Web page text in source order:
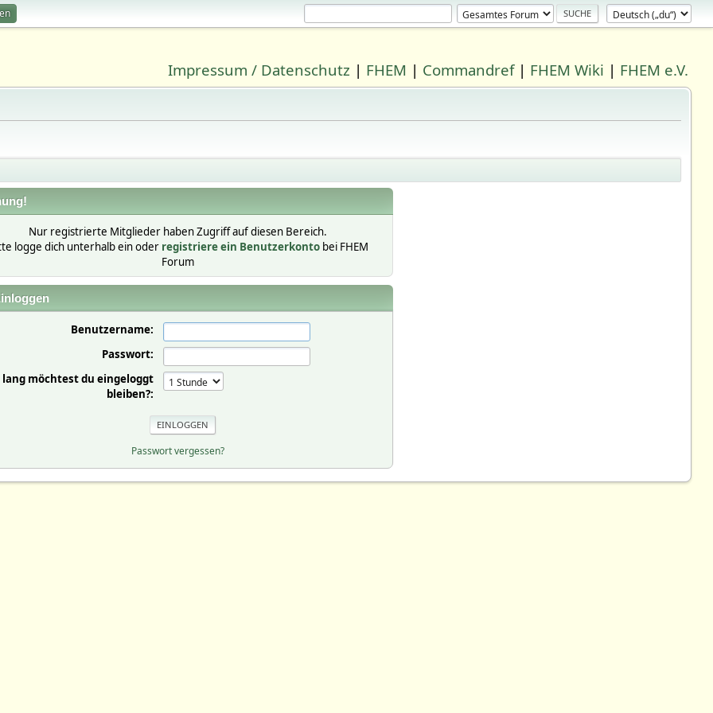
Impressum / Datenschutz | FHEM | Commandref| FHEM Wiki | FHEM e.V.
Nur registrierte Mitglieder haben Zugriff auf diesen Bereich.
logge dich unterhalb ein oder registriere ein Benutzerkontobei FHEM
Forum
Benutzername:
Passwort:
lang möchtest du eingeloggt
bleiben?:
Passwort vergessen?